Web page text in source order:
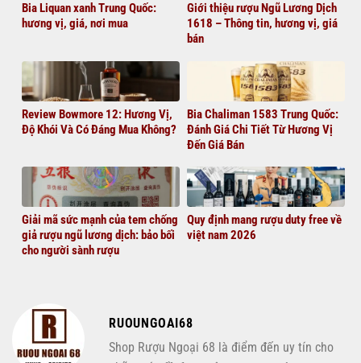
Bia Liquan xanh Trung Quốc:
hương vị, giá, nơi mua
Giới thiệu rượu Ngũ Lương Dịch
1618 – Thông tin, hương vị, giá
bán
Review Bowmore 12: Hương Vị,
Độ Khói Và Có Đáng Mua Không?
Bia Chaliman 1583 Trung Quốc:
Đánh Giá Chi Tiết Từ Hương Vị
Đến Giá Bán
Giải mã sức mạnh của tem chống
giả rượu ngũ lương dịch: bảo bối
cho người sành rượu
Quy định mang rượu duty free về
việt nam 2026
RUOUNGOAI68
Shop Rượu Ngoại 68 là điểm đến uy tín cho